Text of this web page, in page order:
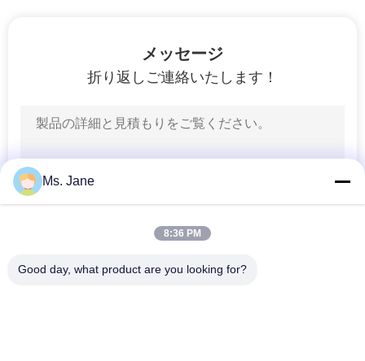
ロール
クラフトライナー
メッセージ
折り返しご連絡いたします！
Ms. Jane
8:36 PM
Good day, what product are you looking for?